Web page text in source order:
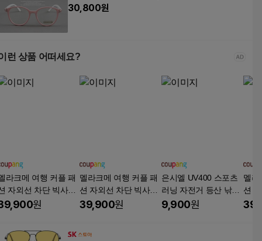
30,800원
런 상품 어떠세요?
라크메 여행 커플 패
자외선 차단 빅사이
솔텍스 선글라스
원
멜라크메 여행 커플 패
션 자외선 차단 빅사이
즈 솔텍스 선글라스
39,900원
은시엘 UV400 스포츠
러닝 자전거 등산 낚시
고글 남녀공용 선글라
9,900원
멜라
션
고글